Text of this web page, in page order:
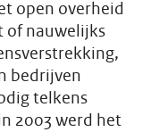
open overheid
of nauwelijks
bedrijven
telkens
2003 werd het